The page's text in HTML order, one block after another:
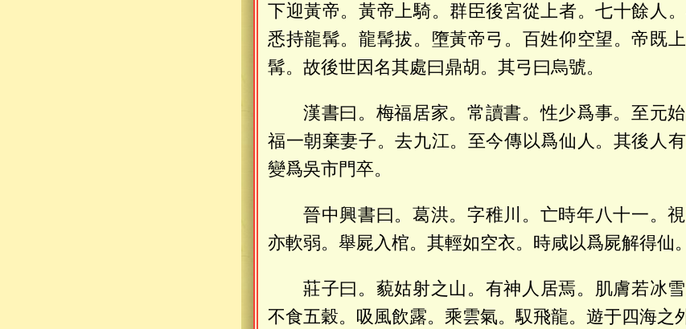
下迎黃帝。黃帝上騎。群臣後宮從上者。七十餘人
悉持龍髯。龍髯拔。墮黃帝弓。百姓仰空望。帝既
髯。故後世因名其處曰鼎胡。其弓曰烏號。
漢書曰。梅福居家。常讀書。性少爲事。至元始
福一朝棄妻子。去九江。至今傳以爲仙人。其後人有
變爲吳市門卒。
晉中興書曰。葛洪。字稚川。亡時年八十一。
亦軟弱。舉屍入棺。其輕如空衣。時咸以爲屍解得仙。
莊子曰。藐姑射之山。有神人居焉。肌膚若冰雪
不食五穀。吸風飲露。乘雲氣。馭飛龍。遊于四海之